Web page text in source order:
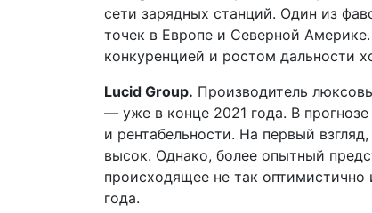
сети зарядных станций. Один из
точек в Европе и Северной
конкуренцией и ростом дальности
Lucid Group. Производитель
— уже в конце 2021 года. В
и рентабельности. На первый
высок. Однако, более опытный
происходящее не так
года.